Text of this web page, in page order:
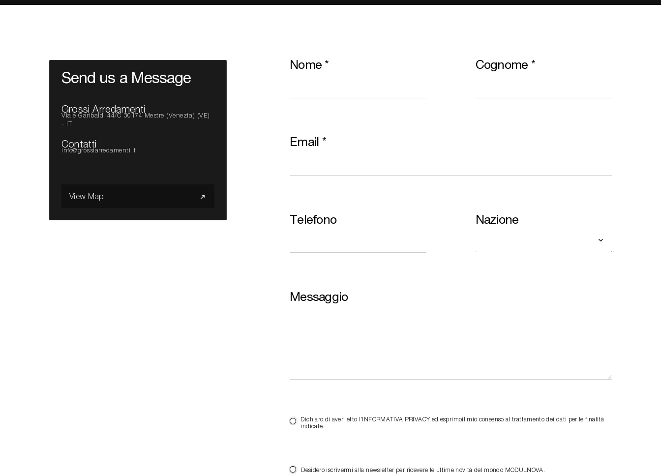
Send us a Message
Grossi Arredamenti
Viale Garibaldi 44/C 30174 Mestre (Venezia) (VE)
- IT
Contatti
info@grossiarredamenti.it
View Map
Nome * Cognome *
Email *
Telefono Nazione
Messaggio
Dichiaro di aver letto l'INFORMATIVA PRIVACY ed esprimoil mio consenso al trattamento dei dati per le finalità
indicate.
Desidero iscrivermi alla newsletter per ricevere le ultime novità del mondo MODULNOVA.